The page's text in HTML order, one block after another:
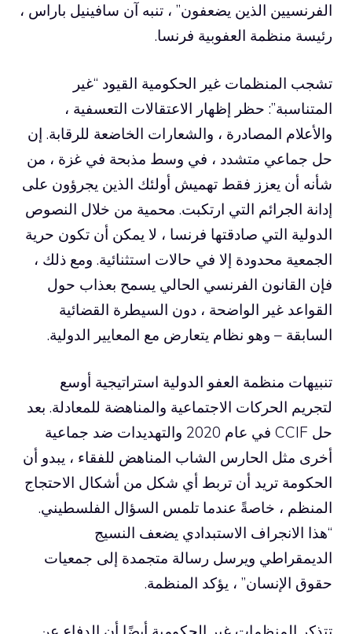
الفرنسيين الذين يضعفون” ، تنبه آن سافينيل باراس ،
رئيسة منظمة العفوبية فرنسا.
تشجب المنظمات غير الحكومية القيود “غير
المتناسبة”: حظر إظهار الاعتقالات التعسفية ،
والأعلام المصادرة ، والشعارات الخاضعة للرقابة. إن
حل جماعي متشدد ، في وسط مذبحة في غزة ، من
شأنه أن يعزز فقط تهميش أولئك الذين يجرؤون على
إدانة الجرائم التي ارتكبت. محمية من خلال النصوص
الدولية التي صادقتها فرنسا ، لا يمكن أن تكون حرية
الجمعية محدودة إلا في حالات استثنائية. ومع ذلك ،
فإن القانون الفرنسي الحالي يسمح بعذاب حول
القواعد غير الواضحة ، دون السيطرة القضائية
السابقة – وهو نظام يتعارض مع المعايير الدولية.
تنبيهات منظمة العفو الدولية استراتيجية أوسع
لتجريم الحركات الاجتماعية والمناهضة للمعادلة. بعد
حل CCIF في عام 2020 والتهديدات ضد جماعية
أخرى مثل الحارس الشاب المناهض للفقاء ، يبدو أن
الحكومة تريد أن تربط أي شكل من أشكال الاحتجاج
المنظم ، خاصةً عندما تلمس السؤال الفلسطيني.
“هذا الانجراف الاستبدادي يضعف النسيج
الديمقراطي ويرسل رسالة متجمدة إلى جمعيات
حقوق الإنسان” ، يؤكد المنظمة.